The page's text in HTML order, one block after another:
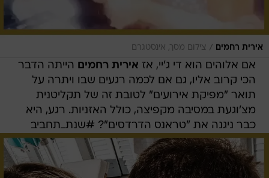
אירית רחמים / צילום מסך, אינסטגרם
אם אלוהים הוא די ג'יי, אז אירית רחמים הייתה הדבר
הכי קרוב אליו, גם אם לכמה רגעים שבו ויתרה על
תואר "מפיקת אירועים" לטובת זה של תקליטנית
מצ'וגעת במסיבה מקפיצה, כולל האזניות. רגע, היא
כבר ניגנה את "טראנס הדרדסים"? #שנת_תחביב